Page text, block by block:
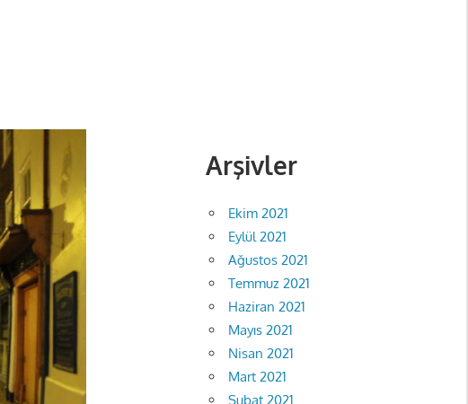
Arşivler
Ekim 2021
Eylül 2021
Ağustos 2021
Temmuz 2021
Haziran 2021
Mayıs 2021
Nisan 2021
Mart 2021
Şubat 2021